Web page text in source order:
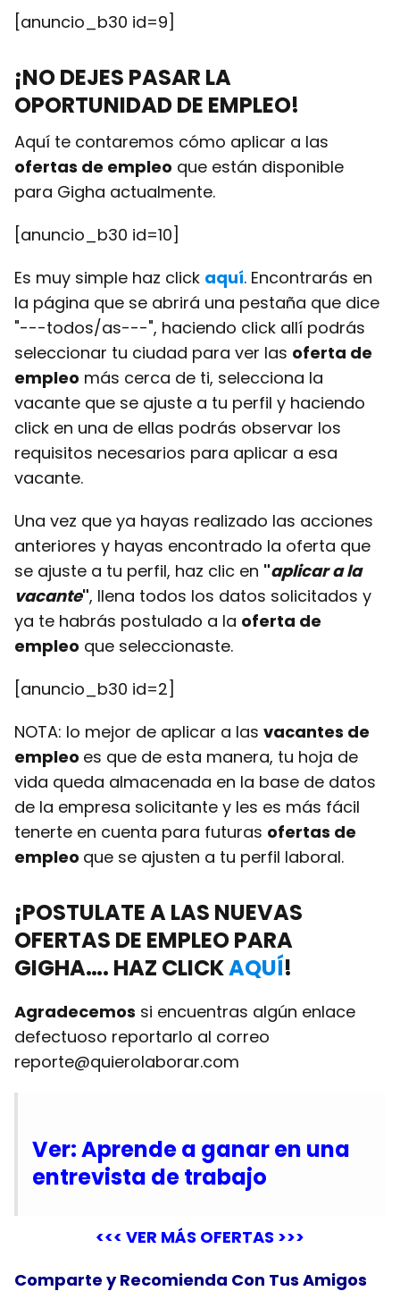
[anuncio_b30 id=9]
¡NO DEJES PASAR LA
OPORTUNIDAD DE EMPLEO!
Aquí te contaremos cómo aplicar a las
ofertas de empleo que están disponible
para Gigha actualmente.
[anuncio_b30 id=10]
Es muy simple haz click aquí. Encontrarás en
la página que se abrirá una pestaña que dice
"---todos/as---", haciendo click allí podrás
seleccionar tu ciudad para ver las oferta de
empleo más cerca de ti, selecciona la
vacante que se ajuste a tu perfil y haciendo
click en una de ellas podrás observar los
requisitos necesarios para aplicar a esa
vacante.
Una vez que ya hayas realizado las acciones
anteriores y hayas encontrado la oferta que
se ajuste a tu perfil, haz clic en "aplicar a la
vacante", llena todos los datos solicitados y
ya te habrás postulado a la oferta de
empleo que seleccionaste.
[anuncio_b30 id=2]
NOTA: lo mejor de aplicar a las vacantes de
empleo es que de esta manera, tu hoja de
vida queda almacenada en la base de datos
de la empresa solicitante y les es más fácil
tenerte en cuenta para futuras ofertas de
empleo que se ajusten a tu perfil laboral.
¡POSTULATE A LAS NUEVAS
OFERTAS DE EMPLEOPARA
GIGHA…. HAZ CLICKAQUÍ!
Agradecemos si encuentras algún enlace
defectuoso reportarlo al correo
reporte@quierolaborar.com
Ver: Aprende a ganar en una
entrevista de trabajo
<<< VER MÁS OFERTAS >>>
Comparte y Recomienda Con Tus Amigos